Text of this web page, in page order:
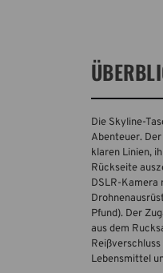
Die Skyline-
Abenteuer.
klaren Linien,
Rückseite
DSLR-Kamera
Pfund). Der
aus dem
Lebensmittel